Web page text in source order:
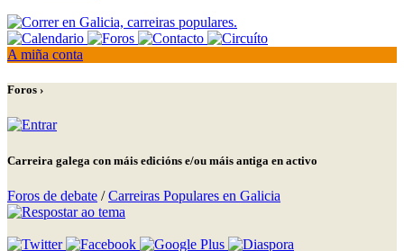
A miña conta
Foros ›
Carreira galega con máis edicións e/ou máis antiga en activo
Foros de debate /Carreiras Populares en Galicia